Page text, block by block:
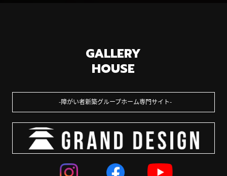
GALLERY
HOUSE
障がい者新築グループホーム専門サイト